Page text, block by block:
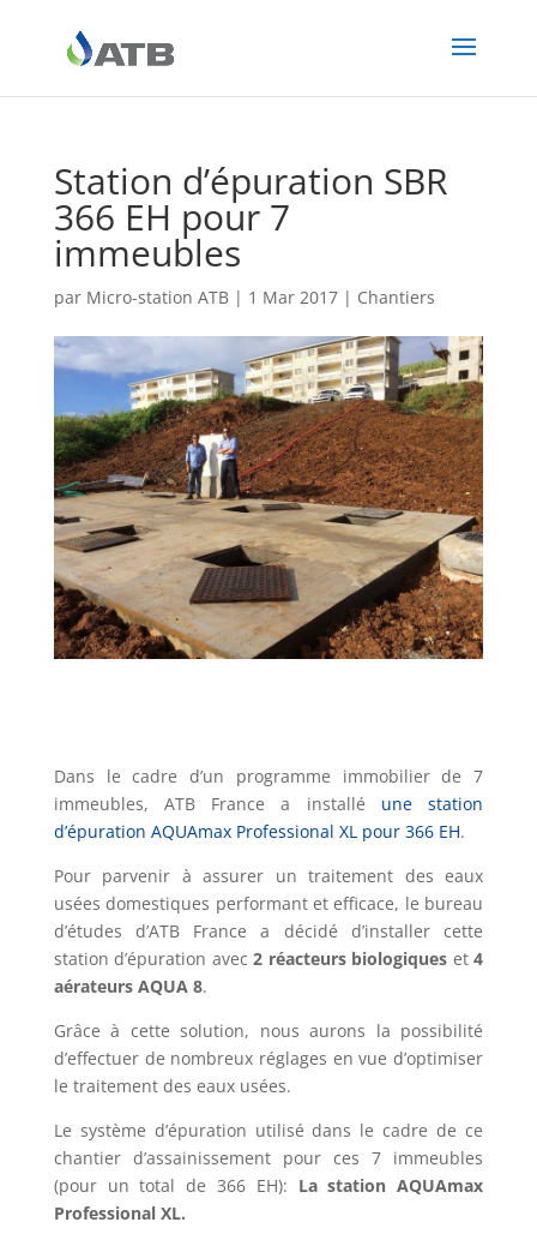
Station d’épuration SBR
366 EH pour 7
immeubles
par Micro-station ATB| 1 Mar 2017| Chantiers
Dans le cadre d’un programme immobilier de 7
immeubles, ATB France a installé une station
d’épuration AQUAmax Professional XL pour 366 EH.
Pour parvenir à assurer un traitement des eaux
usées domestiques performant et efficace, le bureau
d’études d’ATB France a décidé d’installer cette
station d’épuration avec2 réacteurs biologiques et4
aérateurs AQUA 8.
Grâce à cette solution, nous aurons la possibilité
d’effectuer de nombreux réglages en vue d’optimiser
le traitement des eaux usées.
Le système d’épuration utilisé dans le cadre de ce
chantier d’assainissement pour ces 7 immeubles
(pour un total de 366 EH): La station AQUAmax
Professional XL.